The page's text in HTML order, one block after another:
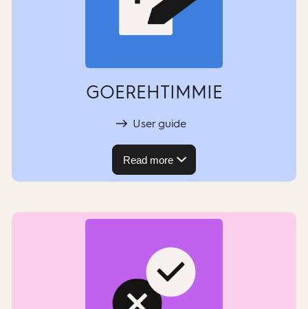
GOEREHTIMMIE
User guide
Read more